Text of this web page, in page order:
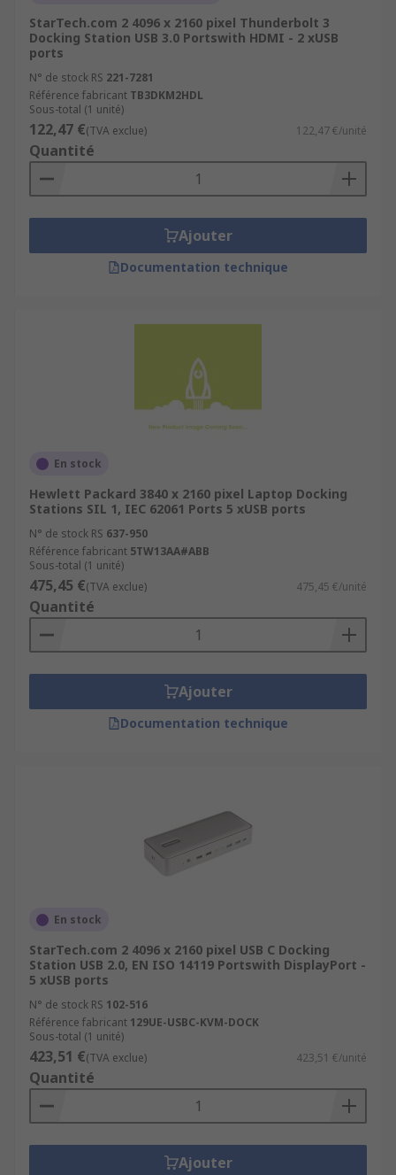
StarTech.com 2 4096 x 2160 pixel Thunderbolt 3
Docking Station USB 3.0 Portswith HDMI - 2 xUSB
ports
N° de stock RS 221-7281
Référence fabricant TB3DKM2HDL
Sous-total (1 unité)
122,47 €(TVA exclue) 122,47 €/unité
Quantité
Ajouter
Documentation technique
En stock
Hewlett Packard 3840 x 2160 pixel Laptop Docking
Stations SIL 1, IEC 62061 Ports 5 xUSB ports
N° de stock RS 637-950
Référence fabricant 5TW13AA#ABB
Sous-total (1 unité)
475,45 €(TVA exclue) 475,45 €/unité
Quantité
Ajouter
Documentation technique
En stock
StarTech.com 2 4096 x 2160 pixel USB C Docking
Station USB 2.0, EN ISO 14119 Portswith DisplayPort -
5 xUSB ports
N° de stock RS 102-516
Référence fabricant 129UE-USBC-KVM-DOCK
Sous-total (1 unité)
423,51 €(TVA exclue) 423,51 €/unité
Quantité
Ajouter